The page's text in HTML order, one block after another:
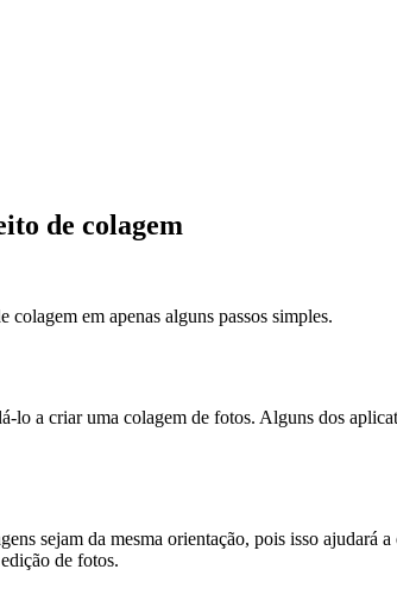
de colagem
em apenas alguns passos simples.
a criar uma colagem de fotos. Alguns dos
sejam da mesma orientação, pois isso
de fotos.